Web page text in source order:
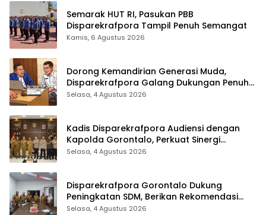
Semarak HUT RI, Pasukan PBB
Disparekrafpora Tampil Penuh Semangat
Kamis, 6 Agustus 2026
Dorong Kemandirian Generasi Muda,
Disparekrafpora Galang Dukungan Penuh
Para Aleg Deprov
Selasa, 4 Agustus 2026
Kadis Disparekrafpora Audiensi dengan
Kapolda Gorontalo, Perkuat Sinergi
Sukseskan Gorontalo Karnaval Karawo
Selasa, 4 Agustus 2026
Disparekrafpora Gorontalo Dukung
Peningkatan SDM, Berikan Rekomendasi
Studi S3 bagi Pegawai
Selasa, 4 Agustus 2026